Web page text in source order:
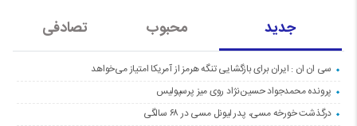
جدید محبوب تصادفی
سی ان ان : ایران برای بازگشایی تنگه هرمز از آمریکا امتیاز می‌خواهد
پرونده محمدجواد حسین‌نژاد روی میز پرسپولیس
درگذشت خورخه مسی، پدر لیونل مسی در ۶۸ سالگی